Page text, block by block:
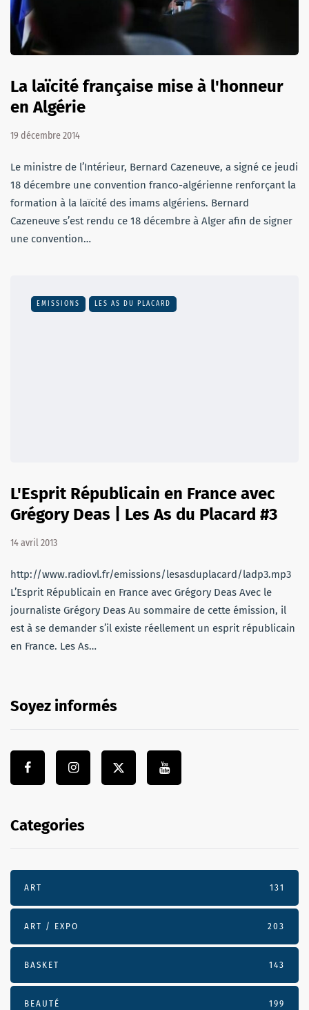
La laïcité française mise à l'honneur
en Algérie
19 décembre 2014
Le ministre de l’Intérieur, Bernard Cazeneuve, a signé ce jeudi
18 décembre une convention franco-algérienne renforçant la
formation à la laïcité des imams algériens. Bernard
Cazeneuve s’est rendu ce 18 décembre à Alger afin de signer
une convention…
EMISSIONS LES AS DU PLACARD
L'Esprit Républicain en France avec
Grégory Deas | Les As du Placard #3
14 avril 2013
http://www.radiovl.fr/emissions/lesasduplacard/ladp3.mp3
L’Esprit Républicain en France avec Grégory Deas Avec le
journaliste Grégory Deas Au sommaire de cette émission, il
est à se demander s’il existe réellement un esprit républicain
en France. Les As…
Soyez informés
Categories
ART 131
ART / EXPO 203
BASKET 143
BEAUTÉ 199